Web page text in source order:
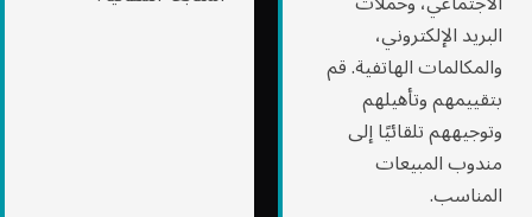
البريد الإلكتروني،
والمكالمات الهاتفية. قم
بتقييمهم وتأهيلهم
وتوجيههم تلقائيًا إلى
مندوب المبيعات
المناسب.